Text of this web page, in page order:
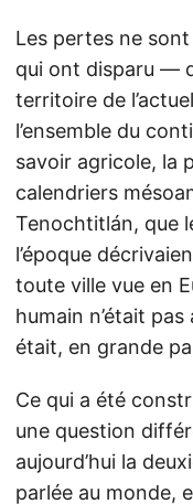
Les pertes ne
qui ont disparu —
territoire de
l’ensemble du
savoir agricole, la
calendriers
Tenochtitlán, que
l’époque
toute ville vue en
humain n’était
était, en grande
Ce qui a été
une question
aujourd’hui la
parlée au monde,